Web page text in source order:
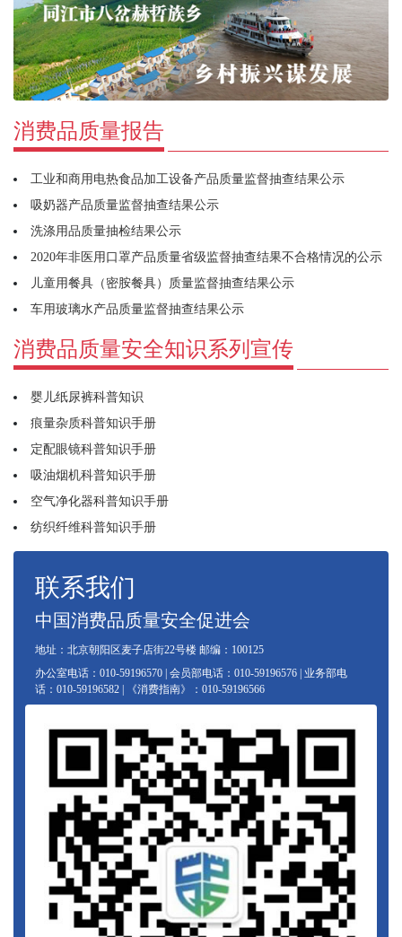
消费品质量报告
工业和商用电热食品加工设备产品质量监督抽查结果公示
吸奶器产品质量监督抽查结果公示
洗涤用品质量抽检结果公示
2020年非医用口罩产品质量省级监督抽查结果不合格情况的公示
儿童用餐具（密胺餐具）质量监督抽查结果公示
车用玻璃水产品质量监督抽查结果公示
消费品质量安全知识系列宣传
婴儿纸尿裤科普知识
痕量杂质科普知识手册
定配眼镜科普知识手册
吸油烟机科普知识手册
空气净化器科普知识手册
纺织纤维科普知识手册
联系我们
中国消费品质量安全促进会
地址：北京朝阳区麦子店街22号楼 邮编：100125
办公室电话：010-59196570 | 会员部电话：010-59196576 | 业务部电
话：010-59196582 | 《消费指南》：010-59196566